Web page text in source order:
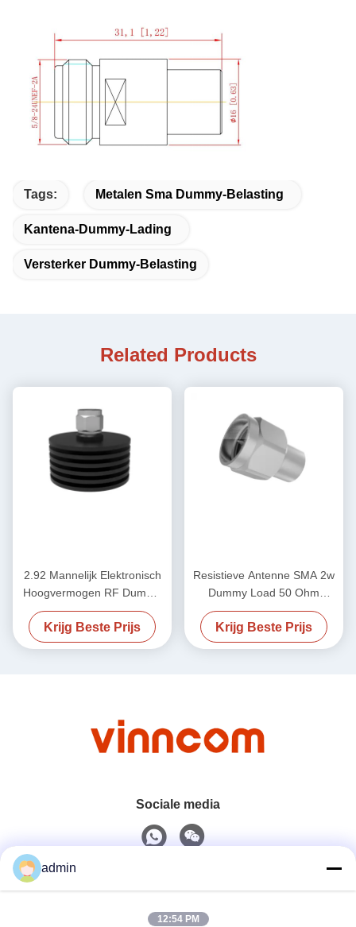
Tags: Metalen Sma Dummy-Belasting
Kantena-Dummy-Lading
Versterker Dummy-Belasting
Related Products
2.92 Mannelijk Elektronisch
Hoogvermogen RF Dummy
Load 50 ohm DC-40GHz
20W
Krijg Beste Prijs
Resistieve Antenne SMA 2w
Dummy Load 50 Ohm
2.4Male 50GHz
Krijg Beste Prijs
Sociale media
admin
12:54 PM